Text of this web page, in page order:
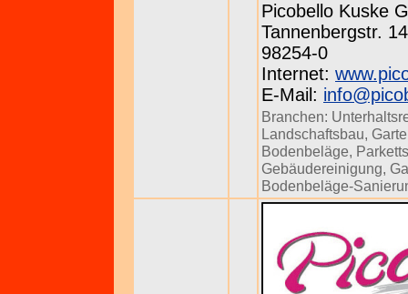
Picobello Kuske
Tannenbergstr.
98254-0
Internet:
E-Mail:
Branchen:
Landschaftsbau,
Bodenbeläge,
Gebäudereinigung,
Bodenbeläge-